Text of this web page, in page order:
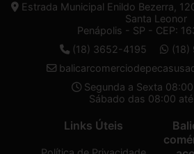
Estrada Municipal Enildo Bezerra,
Santa Leonor
Penápolis - SP - CEP:
(18) 3652-4195
Segunda a Sexta
Sábado das 08:00
Links Úteis